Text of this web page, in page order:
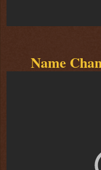
Name